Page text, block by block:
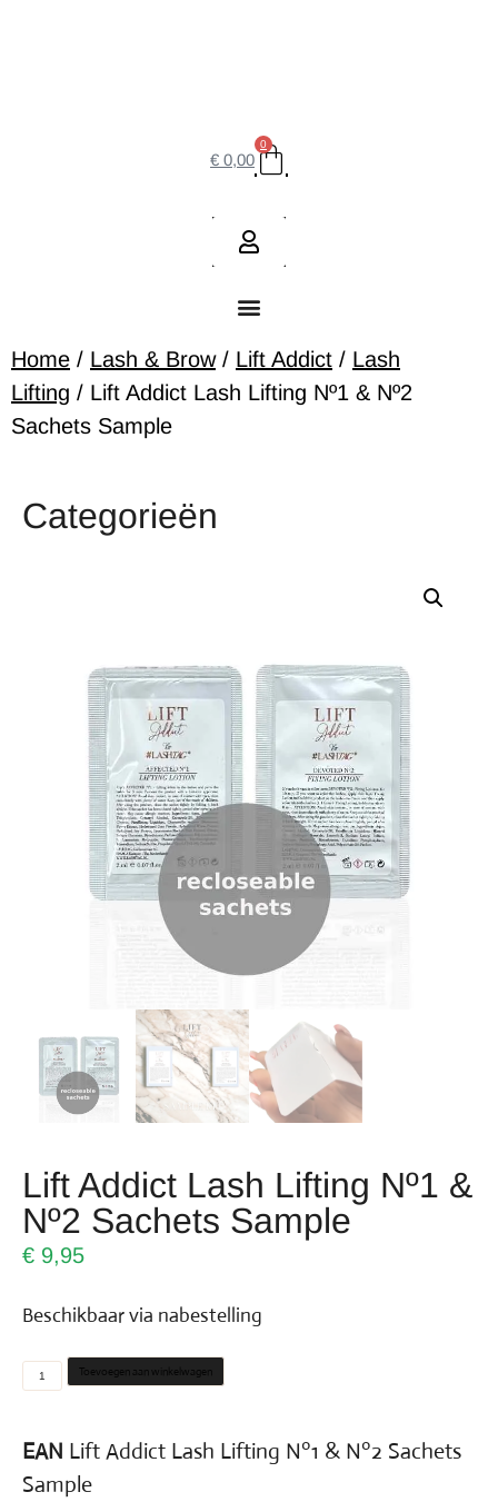
€ 0,00
0
Home / Lash & Brow/ Lift Addict / Lash
Lifting / Lift Addict Lash Lifting Nº1 & Nº2
Sachets Sample
Categorieën
Lift Addict Lash Lifting Nº1 &
Nº2 Sachets Sample
€ 9,95
Beschikbaar via nabestelling
Toevoegen aan winkelwagen
EAN Lift Addict Lash Lifting Nº1 & Nº2 Sachets
Sample